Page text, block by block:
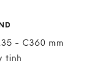
- C360 mm
tinh